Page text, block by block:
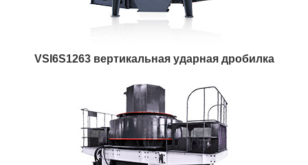
VSI6S1263 вертикальная ударная дробилка